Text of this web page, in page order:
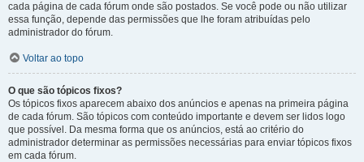
cada página de cada fórum onde são postados. Se você pode ou não utilizar
essa função, depende das permissões que lhe foram atribuídas pelo
administrador do fórum.
Voltar ao topo
O que são tópicos fixos?
Os tópicos fixos aparecem abaixo dos anúncios e apenas na primeira página
de cada fórum. São tópicos com conteúdo importante e devem ser lidos logo
que possível. Da mesma forma que os anúncios, está ao critério do
administrador determinar as permissões necessárias para enviar tópicos fixos
em cada fórum.